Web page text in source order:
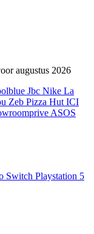
augustus 2026
Jbc Nike La
Zeb Pizza Hut ICI
ASOS
Switch Playstation 5